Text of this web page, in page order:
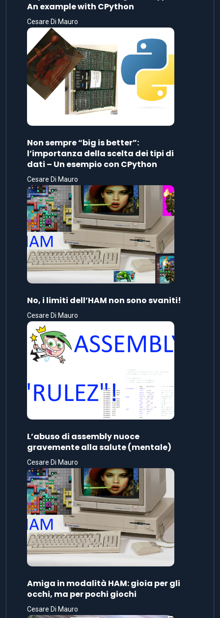
An example with CPython
Cesare Di Mauro
Non sempre “big is better”:
l’importanza della scelta dei tipi di
dati – Un esempio con CPython
Cesare Di Mauro
No, i limiti dell’HAM non sono svaniti!
Cesare Di Mauro
L’abuso di assembly nuoce
gravemente alla salute (mentale)
Cesare Di Mauro
Amiga in modalità HAM: gioia per gli
occhi, ma per pochi giochi
Cesare Di Mauro